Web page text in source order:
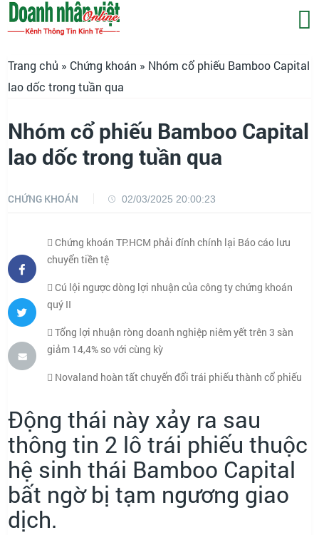
Trang chủ » Chứng khoán » Nhóm cổ phiếu Bamboo Capital
lao dốc trong tuần qua
Nhóm cổ phiếu Bamboo Capital
lao dốc trong tuần qua
CHỨNG KHOÁN 02/03/2025 20:00:23
Chứng khoán TP.HCM phải đính chính lại Báo cáo lưu
chuyển tiền tệ
Cú lội ngược dòng lợi nhuận của công ty chứng khoán
quý II
Tổng lợi nhuận ròng doanh nghiệp niêm yết trên 3 sàn
giảm 14,4% so với cùng kỳ
Novaland hoàn tất chuyển đổi trái phiếu thành cổ phiếu
Động thái này xảy ra sau
thông tin 2 lô trái phiếu thuộc
hệ sinh thái Bamboo Capital
bất ngờ bị tạm ngương giao
dịch.